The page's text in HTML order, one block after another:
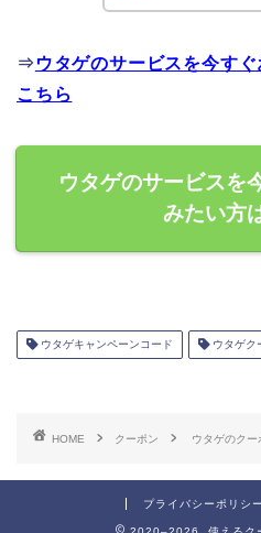
⇒ ウタゲのサービスを今す
こちら
ウタゲのサービスを
みたい方
ウタゲキャンペーンコード ウタゲク
HOME クーポン ウタゲのク
プライバシーポリシー